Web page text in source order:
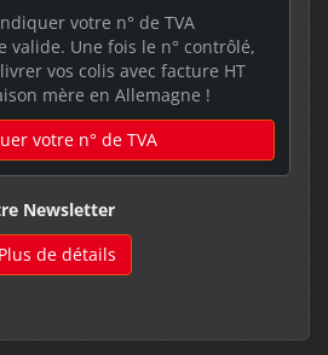
votre n° de TVA
valide. Une fois le n° contrôlé,
vos colis avec facture HT
mère en Allemagne !
votre n° de TVA
Newsletter
Plus de détails